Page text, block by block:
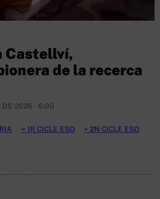
Castellví,
de la recerca
DE 2026 · 6:00
1R CICLE ESO
2N CICLE ESO